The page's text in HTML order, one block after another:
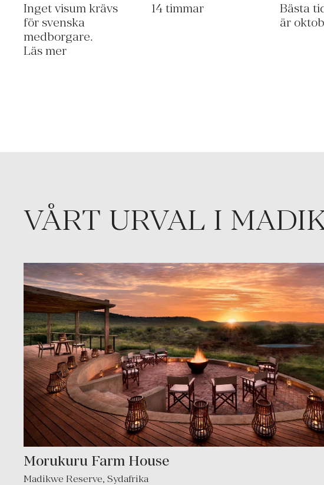
Inget visum krävs
för svenska
medborgare.
Läs mer
14 timmar
Bästa
är
VÅRT URVAL I
Morukuru Farm House
Madikwe Reserve, Sydafrika